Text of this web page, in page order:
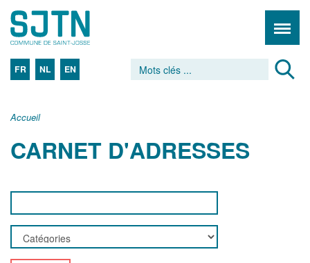
FR NL EN
Accueil
CARNET D'ADRESSES